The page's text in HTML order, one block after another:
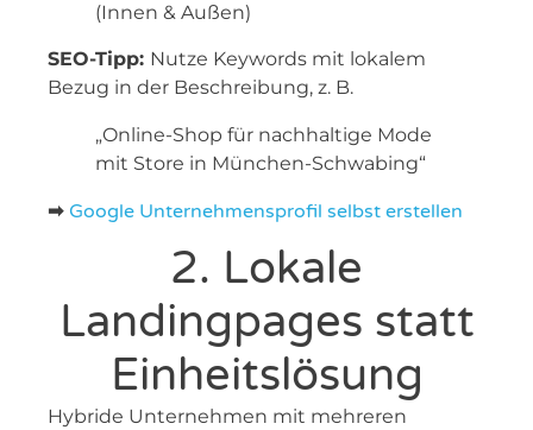
(Innen & Außen)
SEO-Tipp: Nutze Keywords mit lokalem
Bezug in der Beschreibung, z. B.
„Online-Shop für nachhaltige Mode
mit Store in München-Schwabing“
➡ Google Unternehmensprofil selbst erstellen
2. Lokale
Landingpages statt
Einheitslösung
Hybride Unternehmen mit mehreren